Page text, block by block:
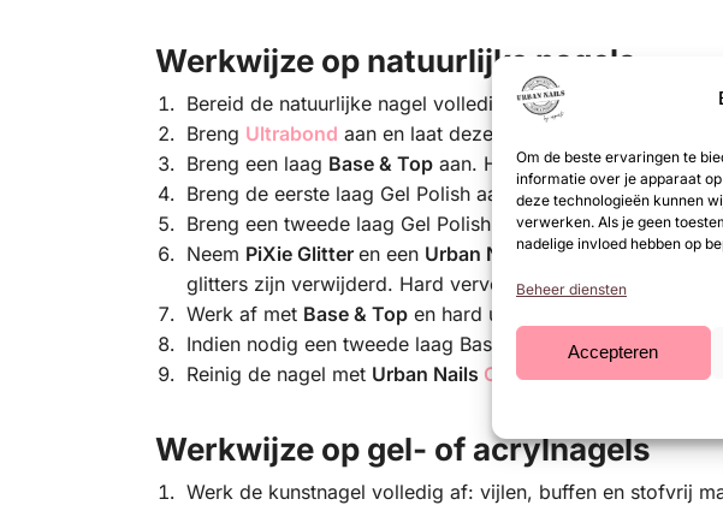
Om de beste ervaringen te
informatie over je apparaat
deze technologieën kunnen
verwerken. Als je geen
nadelige invloed hebben op
Beheer diensten
Accepteren
Werkwijze op natuurlijke nagels
Bereid de natuurlijke nagel volledig voor met een
Breng Ultrabond aan en laat deze aan de lucht drogen.
Breng een laag Base & Topaan. Hard uit:2 minuten UV /
Breng de eerste laag Gel Polish aan en hard uit:2 minuten
Breng een tweede laag Gel Polish aan en hard opnieuw uit.
Neem PiXie Glitter en een Urban Nails Fluffy Brush. Dip
glitters zijn verwijderd. Hard vervolgens uit:1 minuut UV /
Werk af met Base & Topen hard uit:
Indien nodig een tweede laag Base & Top aanbrengen en
Reinig de nagel met Urban Nails Cleanseren een wipe.
Werkwijze op gel- of acrylnagels
Werk de kunstnagel volledig af: vijlen, buffen en stofvrij